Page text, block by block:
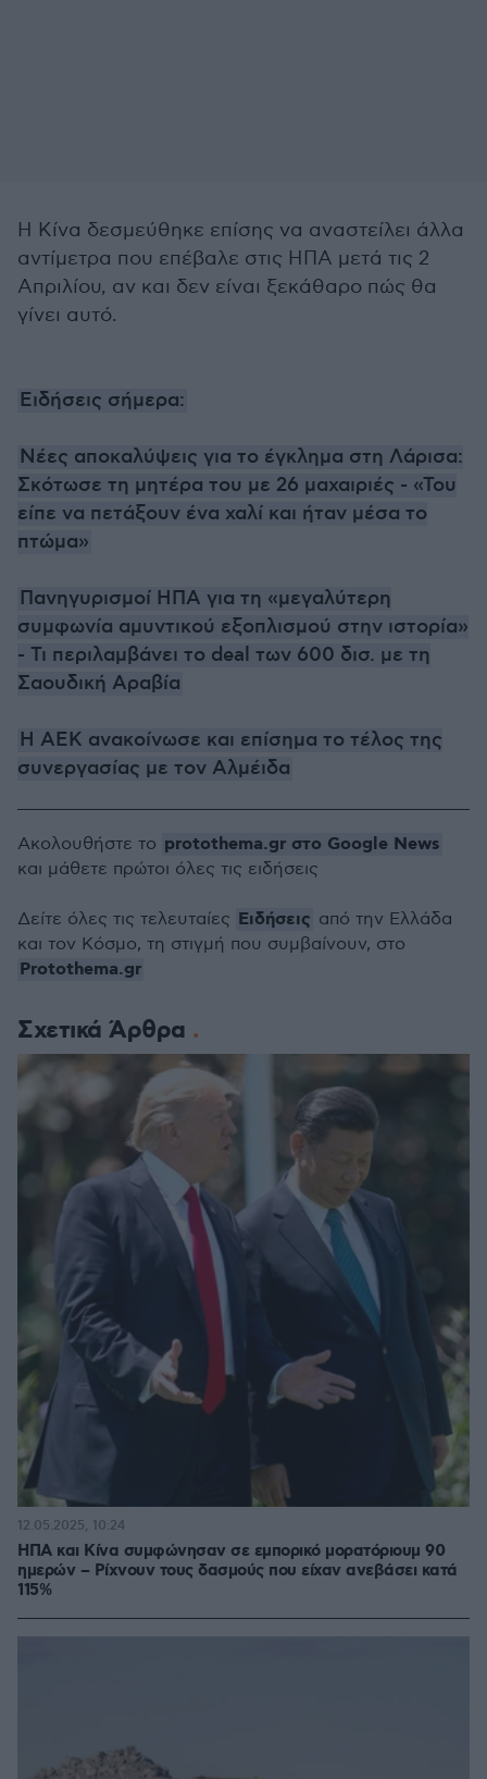
Η Κίνα δεσμεύθηκε επίσης να αναστείλει άλλα
αντίμετρα που επέβαλε στις ΗΠΑ μετά τις 2
Απριλίου, αν και δεν είναι ξεκάθαρο πώς θα
γίνει αυτό.
Ειδήσεις σήμερα:
Νέες αποκαλύψεις για το έγκλημα στη Λάρισα:
Σκότωσε τη μητέρα του με 26 μαχαιριές - «Του
είπε να πετάξουν ένα χαλί και ήταν μέσα το
πτώμα»
Πανηγυρισμοί ΗΠΑ για τη «μεγαλύτερη
συμφωνία αμυντικού εξοπλισμού στην ιστορία»
- Τι περιλαμβάνει το deal των 600 δισ. με τη
Σαουδική Αραβία
Η ΑΕΚ ανακοίνωσε και επίσημα το τέλος της
συνεργασίας με τον Αλμέιδα
Σχετικά Άρθρα
ΗΠΑ και Κίνα συμφώνησαν σε εμπορικό μορατόριουμ 90
ημερών – Ρίχνουν τους δασμούς που είχαν ανεβάσει κατά
115%
12.05.2025, 10:24
Ακολουθήστε το protothema.gr στο Google News
και μάθετε πρώτοι όλες τις ειδήσεις
Δείτε όλες τις τελευταίες Ειδήσεις από την Ελλάδα
και τον Κόσμο, τη στιγμή που συμβαίνουν, στο
Protothema.gr